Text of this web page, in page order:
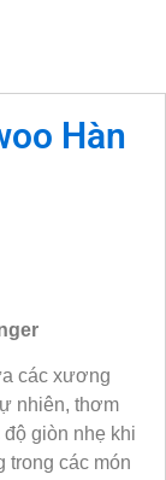
Hàn
các xương
nhiên, thơm
giòn nhẹ khi
các món